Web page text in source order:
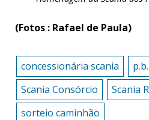
(Fotos : Rafael de Paula)
concessionária scania
Scania Consórcio
Scania
sorteio caminhão